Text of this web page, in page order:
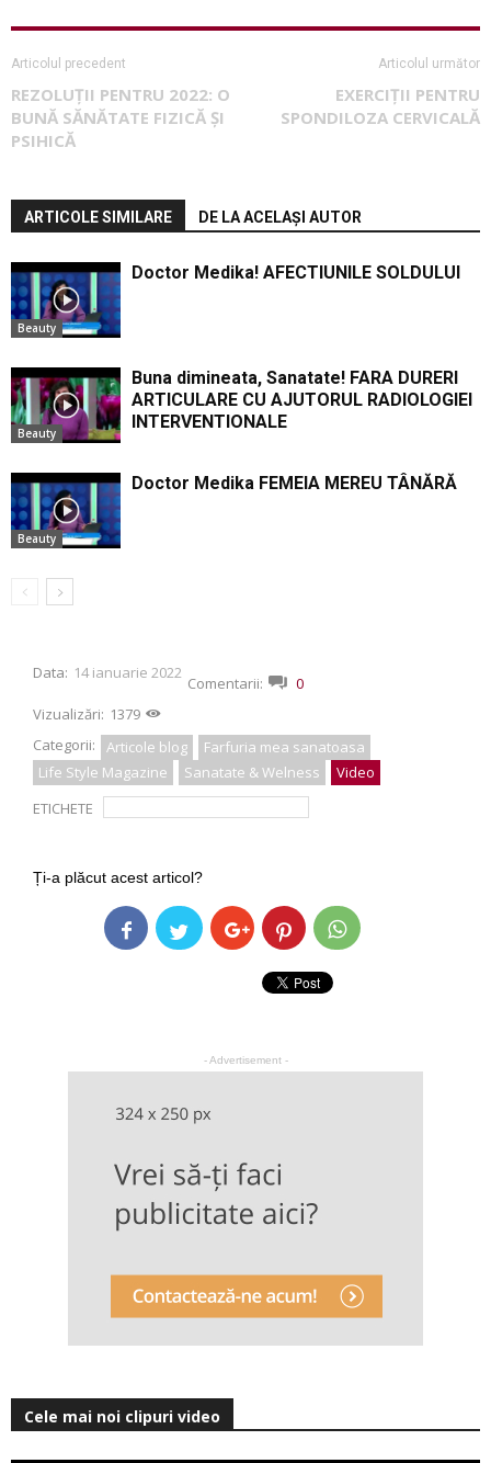
Articolul precedent
REZOLUȚII PENTRU 2022: O
BUNĂ SĂNĂTATE FIZICĂ ȘI
PSIHICĂ
Articolul următor
EXERCIȚII PENTRU
SPONDILOZA CERVICALĂ
ARTICOLE SIMILARE DE LA ACELAȘI AUTOR
Beauty
Doctor Medika! AFECTIUNILE SOLDULUI
Beauty
Buna dimineata, Sanatate! FARA DURERI
ARTICULARE CU AJUTORUL RADIOLOGIEI
INTERVENTIONALE
Beauty
Doctor Medika FEMEIA MEREU TÂNĂRĂ
Data: 14 ianuarie 2022
Comentarii:
0
Vizualizări: 1379
Categorii:
Articole blog
Farfuria mea sanatoasa
Life Style Magazine
Sanatate & Welness
Video
ETICHETE
Ți-a plăcut acest articol?
- Advertisement -
Cele mai noi clipuri video